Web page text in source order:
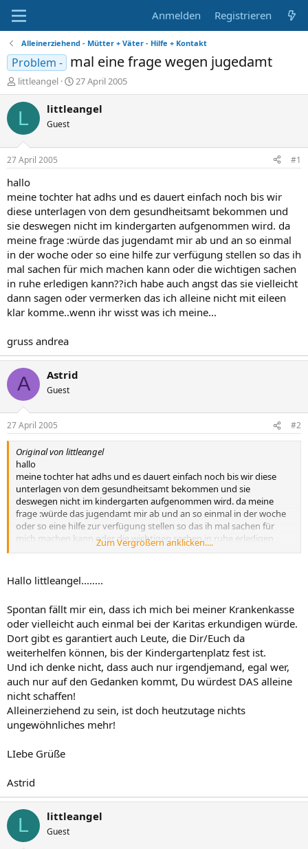
Anmelden Registrieren
Alleinerziehend - Mütter + Väter - Hilfe + Kontakt
Problem - mal eine frage wegen jugedamt
E
r
s
e
r
littleangel
E
r
s
t
m
27 April 2005
L littleangel
Guest
27 April 2005 #1
hallo
meine tochter hat adhs und es dauert einfach noch bis wir
diese unterlagen von dem gesundheitsamt bekommen und
sie deswegen nicht im kindergarten aufgenommen wird. da
meine frage :würde das jugendamt mir ab und an so einmal
in der woche oder so eine hilfe zur verfügung stellen so das ih
mal sachen für mich machen kann oder die wichtigen sachen
in ruhe erledigen kann??ich habe auch angst das sie vielleicht
dann sagen oder vermerken das ich alleine nicht mit eileen
klar komme..wenn ihr wisst was ich meine...
gruss andrea
A Astrid
Guest
27 April 2005 #2
Original von littleangel
hallo
meine tochter hat adhs und es dauert einfach noch bis wir diese
unterlagen von dem gesundheitsamt bekommen und sie
deswegen nicht im kindergarten aufgenommen wird. da meine
frage :würde das jugendamt mir ab und an so einmal in der woche
oder so eine hilfe zur verfügung stellen so das ih mal sachen für
mich machen kann oder die wichtigen sachen in ruhe erledigen
kann??ich habe auch angst das sie vielleicht dann sagen oder
wisst was ich meine...
Zum Vergrößern anklicken....
Hallo littleangel........
Spontan fällt mir ein, dass ich mich bei meiner Krankenkasse
oder vielleicht auch einmal bei der Karitas erkundigen würde.
Dort gibt es garantiert auch Leute, die Dir/Euch da
weiterhelfen können, bis der Kindergartenplatz fest ist.
Und ich denke nicht, dass auch nur irgendjemand, egal wer,
auch nur auf den Gedanken kommt, Du würdest DAS alleine
nicht schaffen!
Alleinerziehend zu sein, ist doch heutzutage nichts
ungewöhnliches mehr!
LIebe Grüße
Astrid
L littleangel
Guest